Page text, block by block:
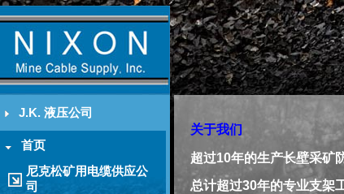
J.K. 液压公司
首页
尼克松矿用电缆供应公
司
关于我们
超过10年的生产长壁采矿
总计超过30年的专业支架